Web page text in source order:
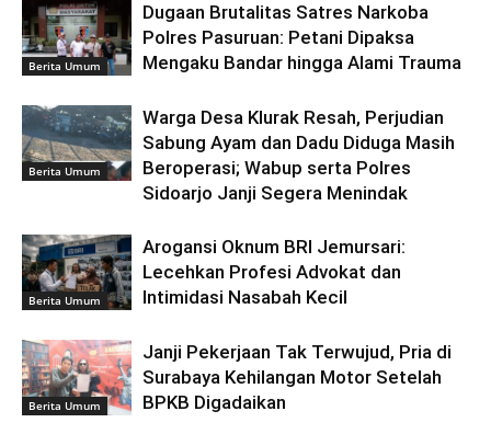
Berita Umum
Dugaan Brutalitas Satres Narkoba
Polres Pasuruan: Petani Dipaksa
Mengaku Bandar hingga Alami Trauma
Berita Umum
Warga Desa Klurak Resah, Perjudian
Sabung Ayam dan Dadu Diduga Masih
Beroperasi; Wabup serta Polres
Sidoarjo Janji Segera Menindak
Berita Umum
Arogansi Oknum BRI Jemursari:
Lecehkan Profesi Advokat dan
Intimidasi Nasabah Kecil
Berita Umum
Janji Pekerjaan Tak Terwujud, Pria di
Surabaya Kehilangan Motor Setelah
BPKB Digadaikan